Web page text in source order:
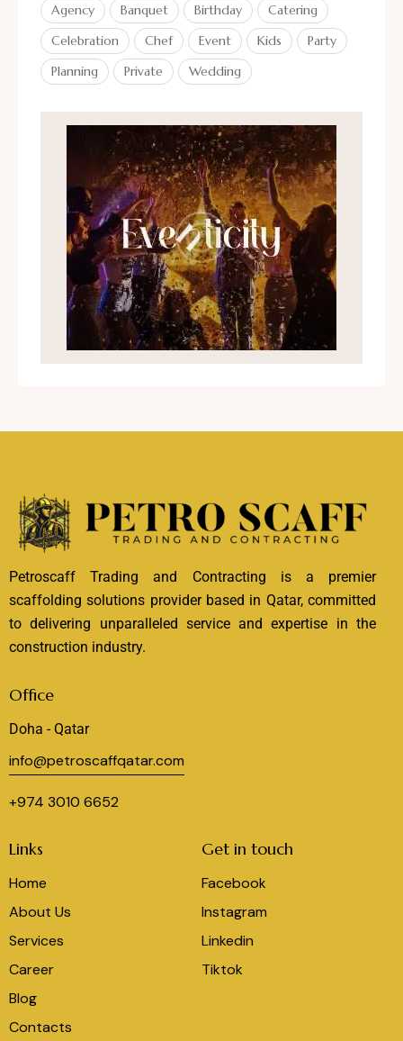
Agency Banquet Birthday
Catering
Celebration
Chef Event Kids
Party
Planning
Private Wedding
Petroscaff Trading and Contracting is a premier
scaffolding solutions provider based in Qatar, committed
to delivering unparalleled service and expertise in the
construction industry.
Office
Doha - Qatar
info@petroscaffqatar.com
+974 3010 6652
Links
Home
About Us
Services
Career
Blog
Contacts
Get in touch
Facebook
Instagram
Linkedin
Tiktok